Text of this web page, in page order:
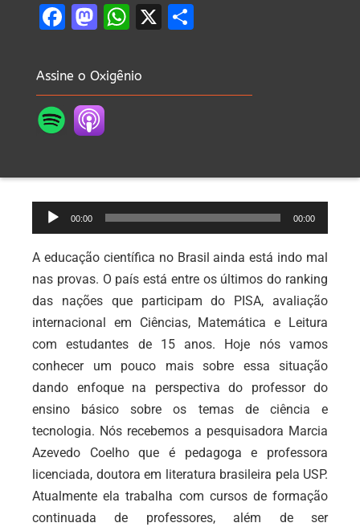
Facebook
Mastodon
WhatsApp
X
Assine o Oxigênio
Tocador
de
áudio
00:00 00:00
A educação científica no Brasil ainda está indo mal
nas provas. O país está entre os últimos do ranking
das nações que participam do PISA, avaliação
internacional em Ciências, Matemática e Leitura
com estudantes de 15 anos. Hoje nós vamos
conhecer um pouco mais sobre essa situação
dando enfoque na perspectiva do professor do
ensino básico sobre os temas de ciência e
tecnologia. Nós recebemos a pesquisadora Marcia
Azevedo Coelho que é pedagoga e professora
licenciada, doutora em literatura brasileira pela USP.
Atualmente ela trabalha com cursos de formação
continuada de professores, além de ser